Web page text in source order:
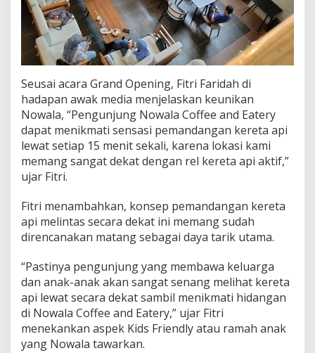
h
a
t
K
e
e
t
a
e
l
i
s
Seusai acara Grand Opening, Fitri Faridah di
hadapan awak media menjelaskan keunikan
Nowala, “Pengunjung Nowala Coffee and Eatery
dapat menikmati sensasi pemandangan kereta api
lewat setiap 15 menit sekali, karena lokasi kami
memang sangat dekat dengan rel kereta api aktif,”
ujar Fitri.
Fitri menambahkan, konsep pemandangan kereta
api melintas secara dekat ini memang sudah
direncanakan matang sebagai daya tarik utama.
“Pastinya pengunjung yang membawa keluarga
dan anak-anak akan sangat senang melihat kereta
api lewat secara dekat sambil menikmati hidangan
di Nowala Coffee and Eatery,” ujar Fitri
menekankan aspek Kids Friendly atau ramah anak
yang Nowala tawarkan.